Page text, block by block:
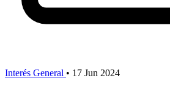
Interés General • 17 Jun 2024